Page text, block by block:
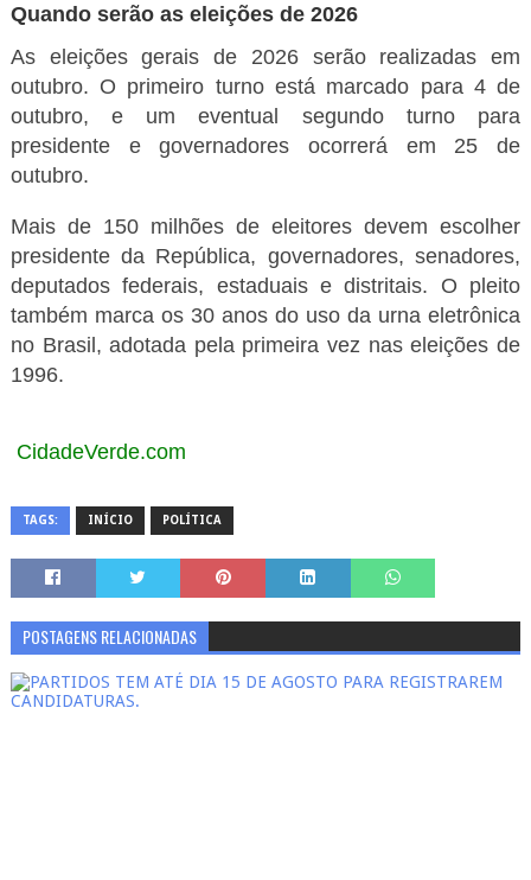
Quando serão as eleições de 2026
As eleições gerais de 2026 serão realizadas em
outubro. O primeiro turno está marcado para 4 de
outubro, e um eventual segundo turno para
presidente e governadores ocorrerá em 25 de
outubro.
Mais de 150 milhões de eleitores devem escolher
presidente da República, governadores, senadores,
deputados federais, estaduais e distritais. O pleito
também marca os 30 anos do uso da urna eletrônica
no Brasil, adotada pela primeira vez nas eleições de
1996.
CidadeVerde.com
TAGS: INÍCIO POLÍTICA
POSTAGENS RELACIONADAS